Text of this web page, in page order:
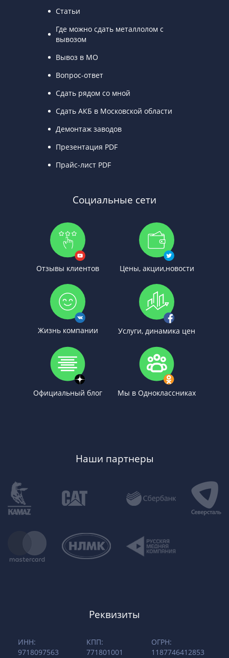
Статьи
Где можно сдать металлолом с
вывозом
Вывоз в МО
Вопрос-ответ
Сдать рядом со мной
Сдать АКБ в Московской области
Демонтаж заводов
Презентация PDF
Прайс-лист PDF
Социальные сети
Отзывы клиентов Цены, акции,новости
Жизнь компании Услуги, динамика цен
Официальный блог Мы в Одноклассниках
Наши партнеры
Реквизиты
ИНН:
9718097563
КПП:
771801001
ОГРН:
1187746412853